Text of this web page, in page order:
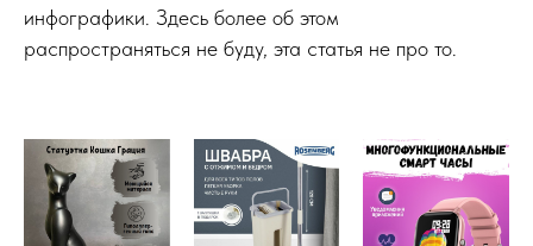
инфографики. Здесь более об этом
распространяться не буду, эта статья не про то.